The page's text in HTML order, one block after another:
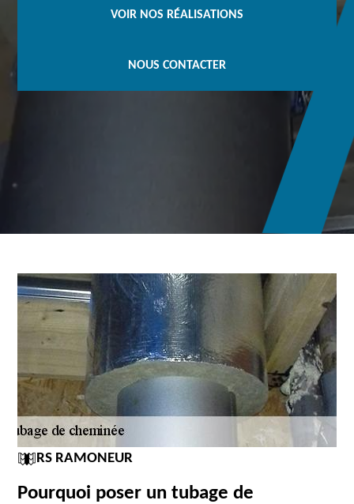
VOIR NOS RÉALISATIONS
NOUS CONTACTER
RS RAMONEUR
Pourquoi poser un tubage de